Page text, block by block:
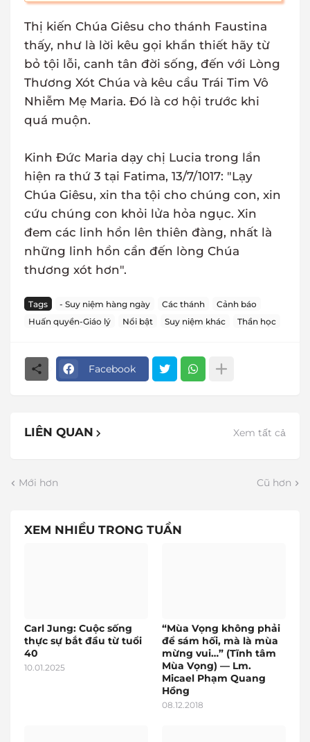
Thị kiến Chúa Giêsu cho thánh Faustina
thấy, như là lời kêu gọi khẩn thiết hãy từ
bỏ tội lỗi, canh tân đời sống, đến với Lòng
Thương Xót Chúa và kêu cầu Trái Tim Vô
Nhiễm Mẹ Maria. Đó là cơ hội trước khi
quá muộn.
Kinh Đức Maria dạy chị Lucia trong lần
hiện ra thứ 3 tại Fatima, 13/7/1017: "Lạy
Chúa Giêsu, xin tha tội cho chúng con, xin
cứu chúng con khỏi lửa hỏa ngục. Xin
đem các linh hồn lên thiên đàng, nhất là
những linh hồn cần đến lòng Chúa
thương xót hơn".
Tags - Suy niệm hàng ngày Các thánh
Cảnh báo
Huấn quyền-Giáo lý
Nổi bật Suy niệm khác Thần học
Facebook
LIÊN QUAN Xem tất cả
Mới hơn Cũ hơn
XEM NHIỀU TRONG TUẦN
Carl Jung: Cuộc sống
thực sự bắt đầu từ tuổi
40
10.01.2025
“Mùa Vọng không phải
để sám hối, mà là mùa
mừng vui…” (Tĩnh tâm
Mùa Vọng) — Lm.
Micael Phạm Quang
Hồng
08.12.2018